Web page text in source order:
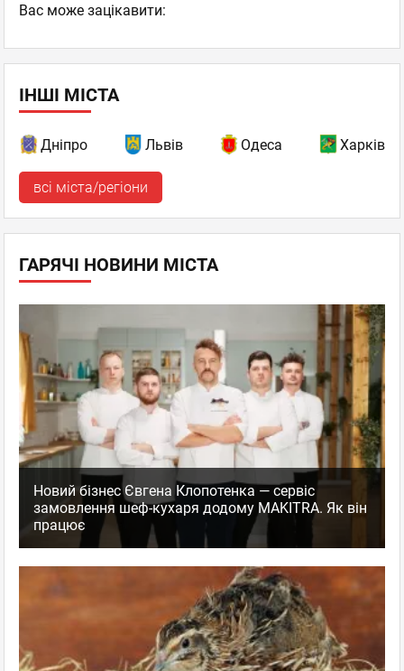
Вас може зацікавити:
ІНШІ МІСТА
Дніпро Львів Одеса Харків
всі міста/регіони
ГАРЯЧІ НОВИНИ МІСТА
Новий бізнес Євгена Клопотенка — сервіс
замовлення шеф-кухаря додому MAKITRA. Як він
працює